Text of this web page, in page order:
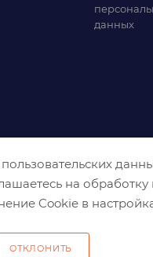
данных
на
Cookie в
ОТКЛОНИТЬ